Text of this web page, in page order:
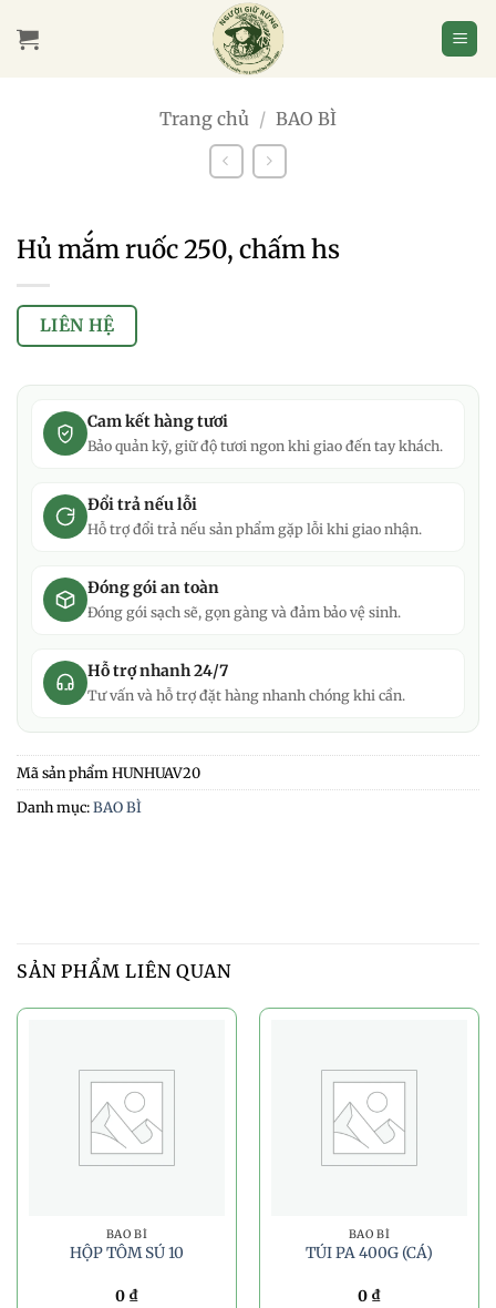
qua
Trang chủ / BAO BÌ
Hủ mắm ruốc 250, chấm hs
LIÊN HỆ
Cam kết hàng tươi
Bảo quản kỹ, giữ độ tươi ngon khi giao đến tay khách.
Đổi trả nếu lỗi
Hỗ trợ đổi trả nếu sản phẩm gặp lỗi khi giao nhận.
Đóng gói an toàn
Đóng gói sạch sẽ, gọn gàng và đảm bảo vệ sinh.
Hỗ trợ nhanh 24/7
Tư vấn và hỗ trợ đặt hàng nhanh chóng khi cần.
Mã sản phẩm HUNHUAV20
Danh mục:BAO BÌ
SẢN PHẨM LIÊN QUAN
BAO BÌ
HỘP TÔM SÚ 10
0 ₫
BAO BÌ
TÚI PA 400G (CÁ)
0 ₫